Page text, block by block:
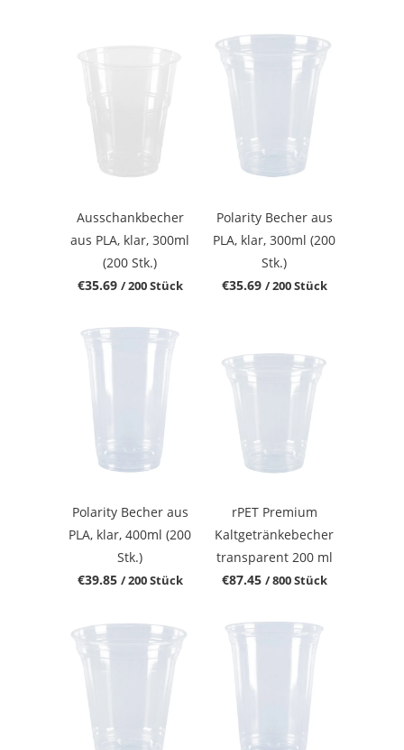
Ausschankbecher
aus PLA, klar, 300ml
(200 Stk.)
€35.69 / 200 Stück
Polarity Becher aus
PLA, klar, 300ml (200
Stk.)
€35.69 / 200 Stück
Polarity Becher aus
PLA, klar, 400ml (200
Stk.)
€39.85 / 200 Stück
rPET Premium
Kaltgetränkebecher
transparent 200 ml
€87.45 / 800 Stück